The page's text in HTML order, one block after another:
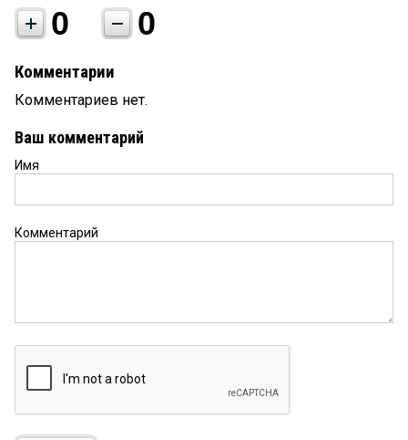
0 0
Комментарии
Комментариев нет.
Ваш комментарий
Имя
Комментарий